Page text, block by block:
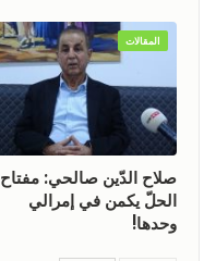
المقالات
صلاح الدّين صالحي: مفتاح
الحلّ يكمن في إمرالي
وحدها!